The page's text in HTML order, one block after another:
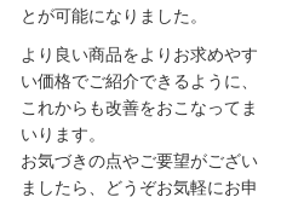
とが可能になりました。
より良い商品をよりお求めやす
い価格でご紹介できるように、
これからも改善をおこなってま
いります。
お気づきの点やご要望がござい
ましたら、どうぞお気軽にお申